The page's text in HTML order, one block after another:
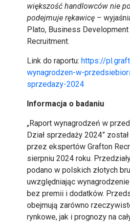
większość handlowców nie
podejmuje rękawicę –
Plato, Business Development
Recruitment.
Link do raportu: https://
wynagrodzen-w-
sprzedazy-2024
Informacja o badaniu
„Raport wynagrodzeń w
Dział sprzedaży 2024”
przez ekspertów Grafton
sierpniu 2024 roku.
podano w polskich złotych
uwzględniając
bez premii i dodatków.
obejmują zarówno
rynkowe, jak i prognozy na